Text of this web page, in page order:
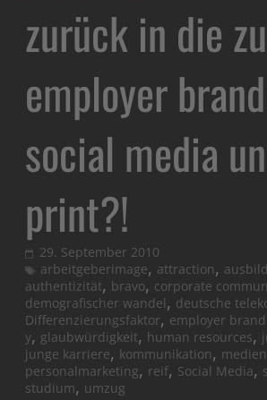
zurück in die
employer
social media
print?!
29. September 2010
arbeitgeberimage, attraction,
authentizität, bravo, corporate
demografischer wandel, deutsche
Differenzierungsfaktor, employer
y, glaubwürdigkeit, human resources,
junge karriere, kommunikation,
personalmarketing, reif, Social Media,
studium, umzug